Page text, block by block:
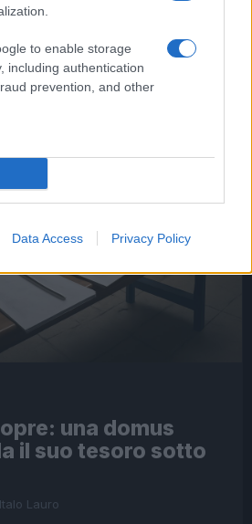
to enable storage
including authentication
prevention, and other
Data Access Privacy Policy
una domus
il suo tesoro sotto
Italo Lauro